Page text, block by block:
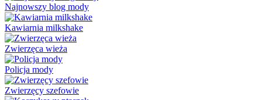
Najnowszy blog mody
Kawiarnia milkshake
Zwierzęca wieża
Policja mody
Zwierzęcy szefowie